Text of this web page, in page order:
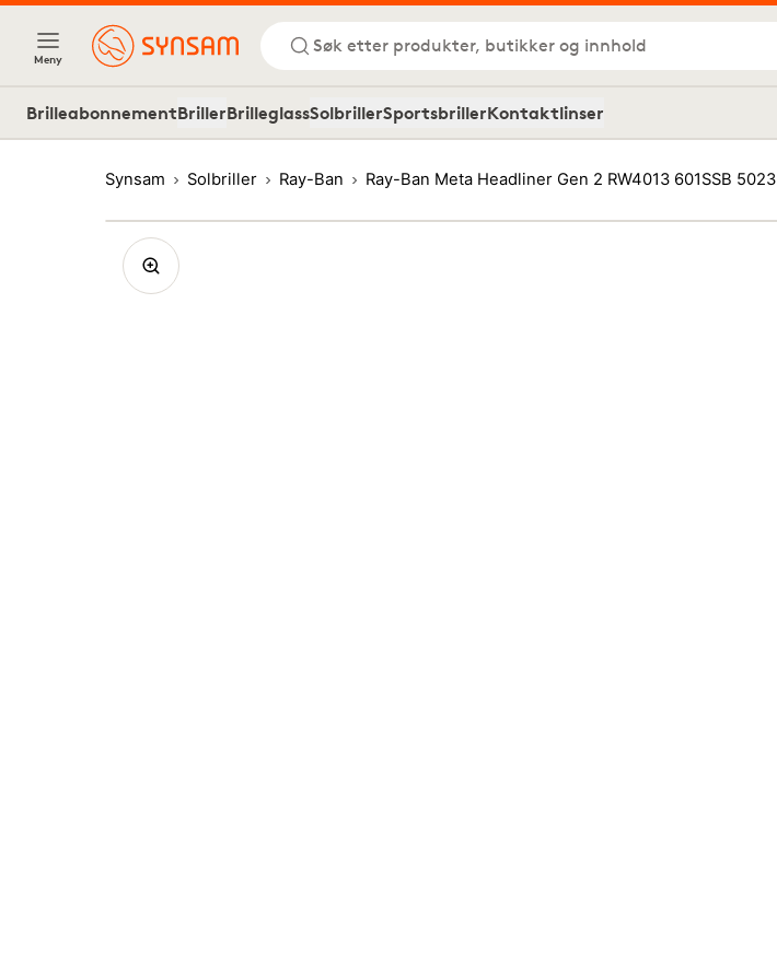
Meny
Søk etter produkter, butikker og innhold
BrilleabonnementBrillerBrilleglassSolbrillerSportsbrillerKontaktlinser
Synsam Solbriller Ray-Ban Ray-Ban Meta Headliner Gen 2 RW4013 601SSB 5023